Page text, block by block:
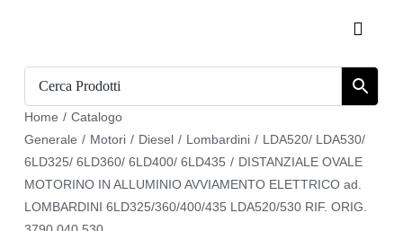
contenuto
Toggle
Catalogo
Chi siamo
Home / Catalogo
Generale / Motori / Diesel / Lombardini / LDA520/ LDA530/
6LD325/ 6LD360/ 6LD400/ 6LD435 / DISTANZIALE OVALE
MOTORINO IN ALLUMINIO AVVIAMENTO ELETTRICO ad.
LOMBARDINI 6LD325/360/400/435 LDA520/530 RIF. ORIG.